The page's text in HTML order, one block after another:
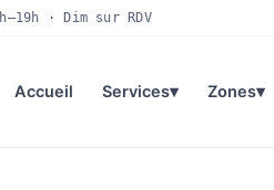
· Dim sur RDV
Accueil Services▾ Zones▾